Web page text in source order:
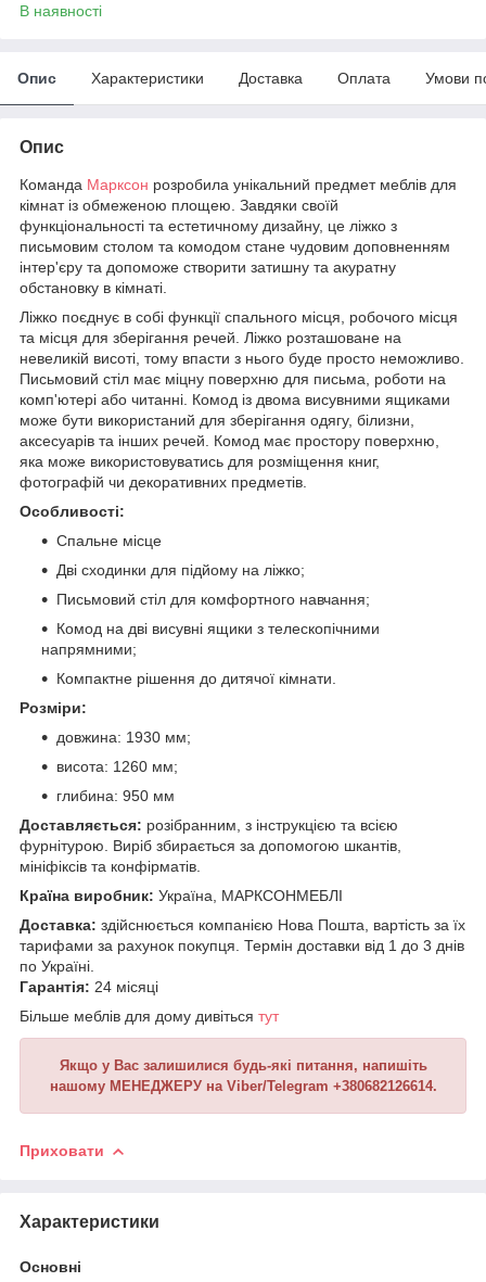
В наявності
Опис Характеристики Доставка Оплата Умови
Опис
Команда Марксон розробила унікальний предмет меблів для
кімнат із обмеженою площею. Завдяки своїй
функціональності та естетичному дизайну, це ліжко з
письмовим столом та комодом стане чудовим доповненням
інтер'єру та допоможе створити затишну та акуратну
обстановку в кімнаті.
Ліжко поєднує в собі функції спального місця, робочого місця
та місця для зберігання речей. Ліжко розташоване на
невеликій висоті, тому впасти з нього буде просто неможливо.
Письмовий стіл має міцну поверхню для письма, роботи на
комп'ютері або читанні. Комод із двома висувними ящиками
може бути використаний для зберігання одягу, білизни,
аксесуарів та інших речей. Комод має простору поверхню,
яка може використовуватись для розміщення книг,
фотографій чи декоративних предметів.
Особливості:
Спальне місце
Дві сходинки для підйому на ліжко;
Письмовий стіл для комфортного навчання;
Комод на дві висувні ящики з телескопічними
напрямними;
Компактне рішення до дитячої кімнати.
Розміри:
довжина: 1930 мм;
висота: 1260 мм;
глибина: 950 мм
Доставляється: розібранним, з інструкцією та всією
фурнітурою. Виріб збирається за допомогою шкантів,
мініфіксів та конфірматів.
Країна виробник: Україна, МАРКСОНМЕБЛІ
Доставка: здійснюється компанією Нова Пошта, вартість за їх
тарифами за рахунок покупця. Термін доставки від 1 до 3 днів
по Україні.
Гарантія: 24 місяці
Більше меблів для дому дивіться тут
Якщо у Вас залишилися будь-які питання, напишіть
нашому МЕНЕДЖЕРУ на Viber/Telegram +380682126614.
Приховати
Характеристики
Основні